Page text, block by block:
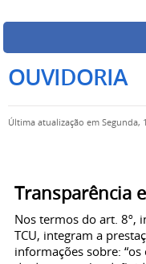
OUVIDORIA
Última atualização em Segunda,
Transparência
Nos termos do art. 8º,
TCU, integram a
informações sobre: